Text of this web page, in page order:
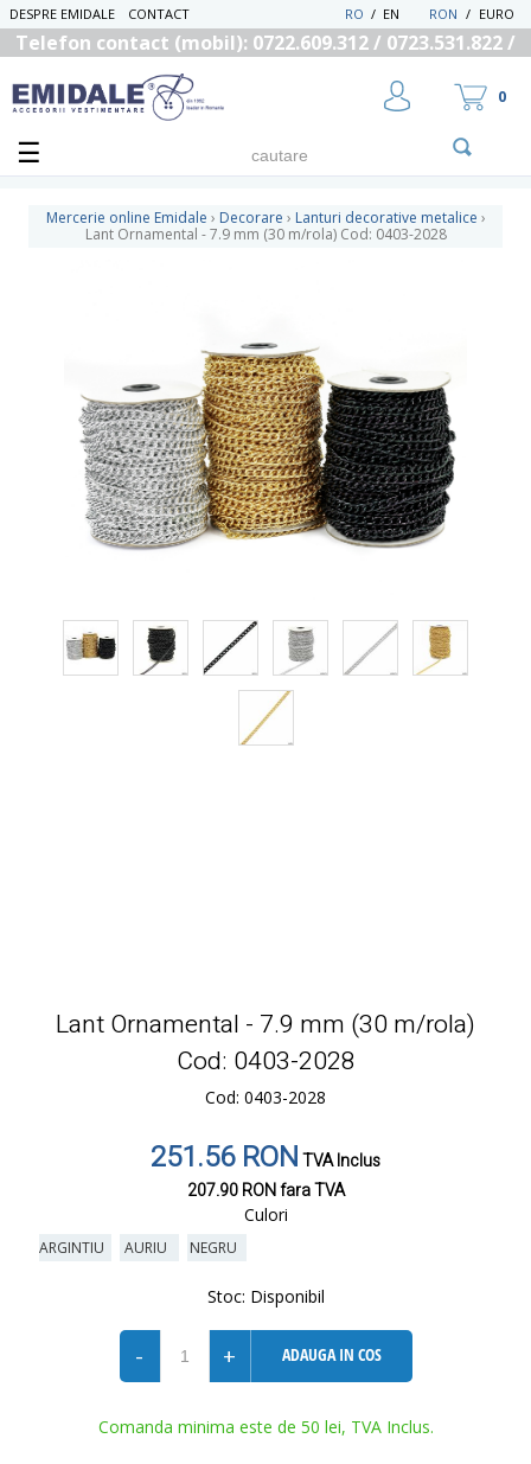
DESPRE EMIDALE CONTACT RON / EURO
EN
/
RO
Telefon contact (mobil): 0722.609.312 / 0723.531.822 /
0
Mercerie online Emidale › Decorare › Lanturi decorative metalice ›
Lant Ornamental - 7.9 mm (30 m/rola) Cod: 0403-2028
Lant Ornamental - 7.9 mm (30 m/rola)
Cod: 0403-2028
Cod: 0403-2028
251.56 RONTVA Inclus
207.90 RONfara TVA
Culori
ARGINTIU AURIU NEGRU
Stoc: Disponibil
- + ADAUGA IN COS
Comanda minima este de 50 lei, TVA Inclus.